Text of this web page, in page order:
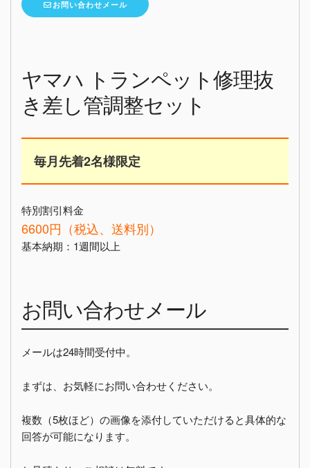
お問い合わせメール
ヤマハ トランペット修理抜
き差し管調整セット
毎月先着2名様限定
特別割引料金
6600円（税込、送料別）
基本納期：1週間以上
お問い合わせメール
メールは24時間受付中。
まずは、お気軽にお問い合わせください。
複数（5枚ほど）の画像を添付していただけると具体的な
回答が可能になります。